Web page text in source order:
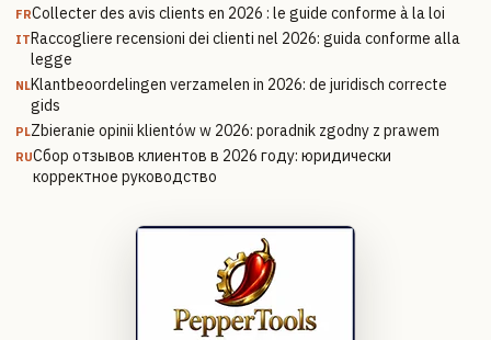
FRCollecter des avis clients en 2026 : le guide conforme à la loi
ITRaccogliere recensioni dei clienti nel 2026: guida conforme alla
legge
NLKlantbeoordelingen verzamelen in 2026: de juridisch correcte
gids
PLZbieranie opinii klientów w 2026: poradnik zgodny z prawem
RUСбор отзывов клиентов в 2026 году: юридически
корректное руководство